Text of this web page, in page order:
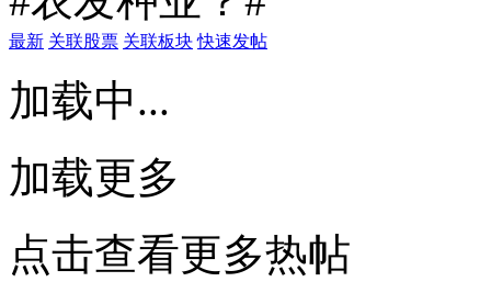
最新 关联股票 关联板块 快速发帖
加载中...
加载更多
点击查看更多热帖